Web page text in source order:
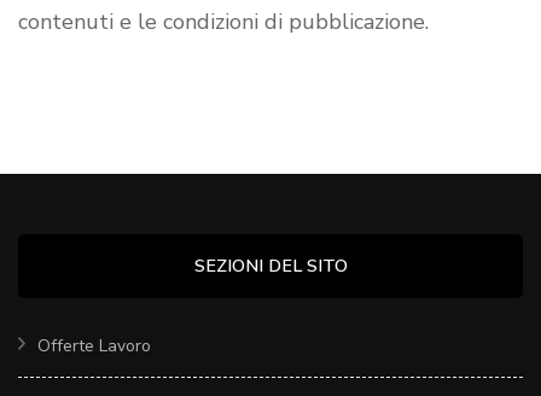
contenuti e le condizioni di pubblicazione.
SEZIONI DEL SITO
Offerte Lavoro